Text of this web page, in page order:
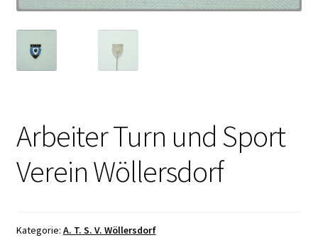
Arbeiter Turn und Sport
Verein Wöllersdorf
Kategorie: A. T. S. V. Wöllersdorf